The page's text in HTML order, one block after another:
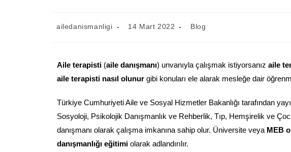
ailedanismanligi 14 Mart 2022 Blog
Aile terapisti (aile danışmanı) unvanıyla çalışmak istiyorsanız aile
aile terapisti nasıl olunur gibi konuları ele alarak mesleğe dair
Türkiye Cumhuriyeti Aile ve Sosyal Hizmetler Bakanlığı tarafından
Sosyoloji, Psikolojik Danışmanlık ve Rehberlik, Tıp, Hemşirelik ve
danışmanı olarak çalışma imkanına sahip olur. Üniversite veya MEB
danışmanlığı eğitimi olarak adlandırılır.